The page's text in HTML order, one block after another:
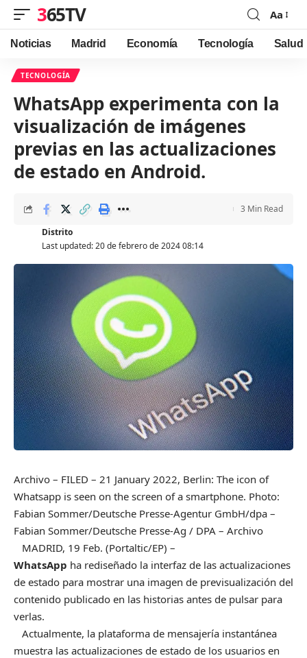
365TV
Font
Resizer
Aa
Noticias Madrid Economía Tecnología Salud
TECNOLOGÍA
WhatsApp experimenta con la
visualización de imágenes
previas en las actualizaciones
de estado en Android.
Last updated: 20 de febrero de 2024 08:14
Distrito
3 Min Read
Archivo – FILED – 21 January 2022, Berlin: The icon of
Whatsapp is seen on the screen of a smartphone. Photo:
Fabian Sommer/Deutsche Presse-Agentur GmbH/dpa –
Fabian Sommer/Deutsche Presse-Ag / DPA – Archivo
MADRID, 19 Feb. (Portaltic/EP) –
WhatsApp ha rediseñado la interfaz de las actualizaciones
de estado para mostrar una imagen de previsualización del
contenido publicado en las historias antes de pulsar para
verlas.
Actualmente, la plataforma de mensajería instantánea
muestra las actualizaciones de estado de los usuarios en